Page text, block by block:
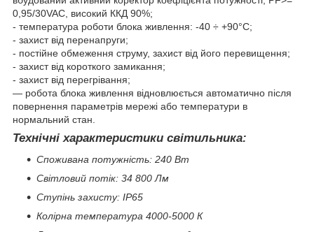
0,95/30VAC, високий ККД 90%;
- температура роботи блока живлення: -40 ÷ +90°С;
- захист від перенапруги;
- постійне обмеження струму, захист від його перевищення;
- захист від короткого замикання;
- захист від перегрівання;
— робота блока живлення відновлюється автоматично після
повернення параметрів мережі або температури в
нормальний стан.
Технічні характеристики світильника:
Споживана потужність: 240 Вт
Світловий потік: 34 800 Лм
Ступінь захисту: IP65
Колірна температура 4000-5000 К